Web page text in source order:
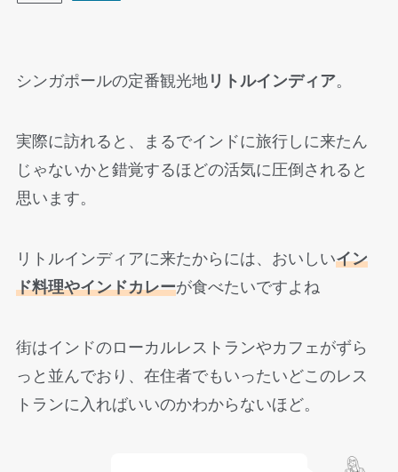
シンガポールの定番観光地リトルインディア。
実際に訪れると、まるでインドに旅行しに来たん
じゃないかと錯覚するほどの活気に圧倒されると
思います。
リトルインディアに来たからには、おいしいイン
ド料理やインドカレーが食べたいですよね
街はインドのローカルレストランやカフェがずら
っと並んでおり、在住者でもいったいどこのレス
トランに入ればいいのかわからないほど。